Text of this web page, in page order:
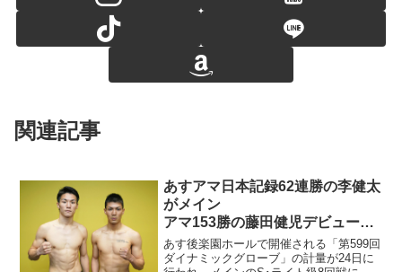
関連記事
あすアマ日本記録62連勝の李健太
がメイン
アマ153勝の藤田健児デビュー戦
「まずは勝つこと」
あす後楽園ホールで開催される「第599回
ダイナミックグローブ」の計量が24日に